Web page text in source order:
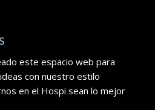
este espacio web para
con nuestro estilo
en el Hospi sean lo mejor